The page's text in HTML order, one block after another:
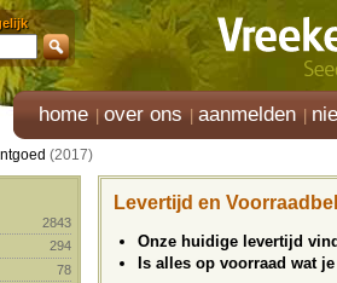
home over ons aanmelden
(2017)
2843
294
78
Levertijd en
Onze huidige levertijd
Is alles op voorraad wat